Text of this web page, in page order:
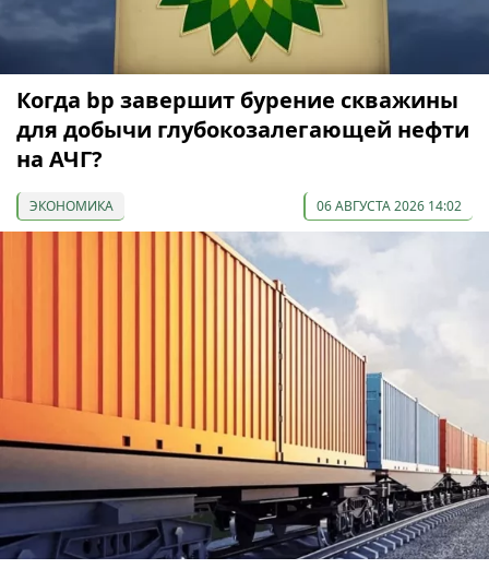
Когда bp завершит бурение скважины
для добычи глубокозалегающей нефти
на АЧГ?
ЭКОНОМИКА 06 АВГУСТА 2026 14:02